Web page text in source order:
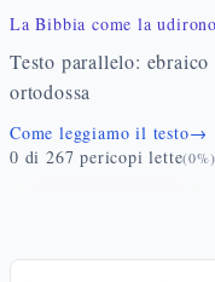
La Bibbia come la
Testo parallelo: ebraico
ortodossa
Come leggiamo il testo→
0 di 267 pericopi lette(0%)